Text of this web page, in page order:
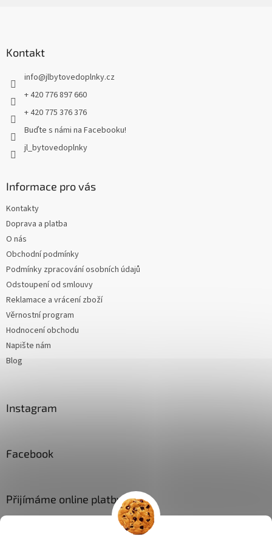
Kontakt
info@jlbytovedoplnky.cz
+ 420 776 897 660
+ 420 775 376 376
Buďte s námi na Facebooku!
jl_bytovedoplnky
Informace pro vás
Kontakty
Doprava a platba
O nás
Obchodní podmínky
Podmínky zpracování osobních údajů
Odstoupení od smlouvy
Reklamace a vrácení zboží
Věrnostní program
Hodnocení obchodu
Napište nám
Blog
Instagram
Facebook
Přijímáme online platby